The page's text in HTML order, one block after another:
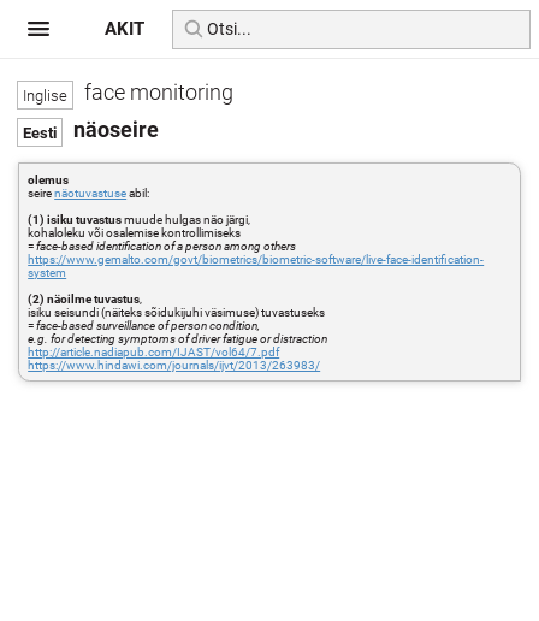
face monitoring
näoseire
olemus
seirenäotuvastuseabil:
(1) isiku tuvastusmuude hulgas näo järgi,
kohaloleku või osalemise kontrollimiseks
=face-based identification of a person among others
https://www.gemalto.com/govt/biometrics/biometric-software/live-face-identification-
system
(2) näoilme tuvastus
isiku seisundi (näiteks sõidukijuhi väsimuse) tuvastuseks
=face-based surveillance of person condition,
e.g. for detecting symptoms of driver fatigue or distraction
http://article.nadiapub.com/IJAST/vol64/7.pdf
https://www.hindawi.com/journals/ijvt/2013/263983/
AKIT